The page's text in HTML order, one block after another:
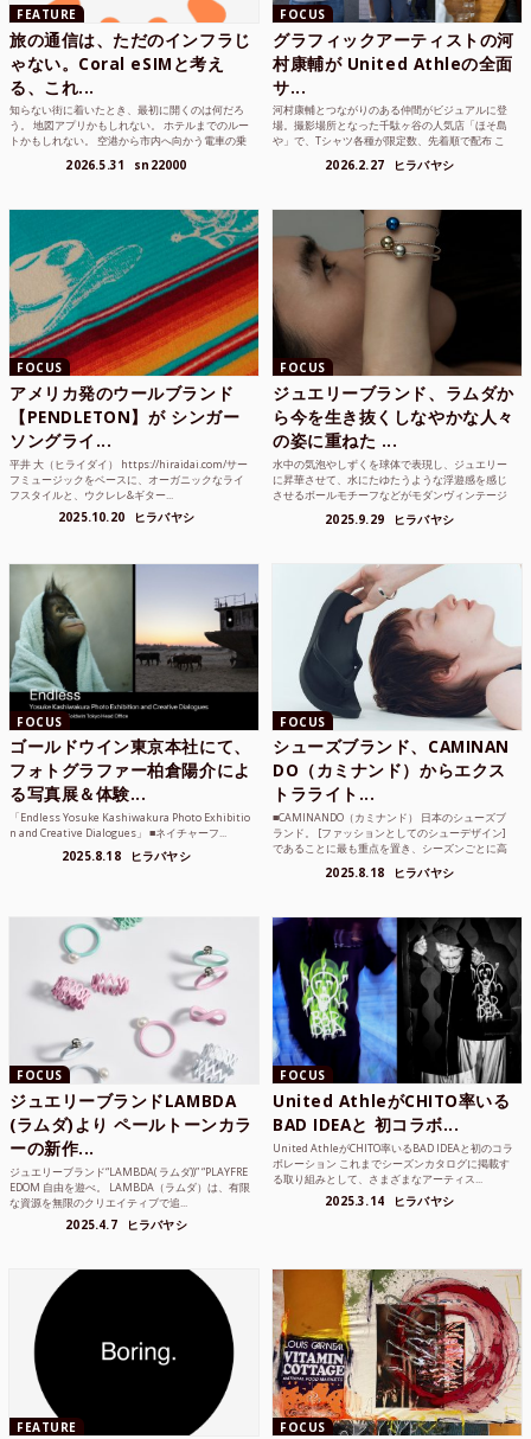
FEATURE
旅の通信は、ただのインフラじ
ゃない。Coral eSIMと考え
る、これ...
知らない街に着いたとき、最初に開くのは何だろ
う。 地図アプリかもしれない。 ホテルまでのルー
トかもしれない。 空港から市内へ向かう電車の乗
2026.5.31 sn22000
FOCUS
グラフィックアーティストの河
村康輔が United Athleの全面
サ...
河村康輔とつながりのある仲間がビジュアルに登
場。撮影場所となった千駄ヶ谷の人気店「ほそ島
や」で、Tシャツ各種が限定数、先着順で配布 こ
2026.2.27 ヒラバヤシ
FOCUS
アメリカ発のウールブランド
【PENDLETON】が シンガー
ソングライ...
平井 大（ヒライダイ） https://hiraidai.com/サー
フミュージックをベースに、オーガニックなライ
フスタイルと、ウクレレ&ギター...
2025.10.20 ヒラバヤシ
FOCUS
ジュエリーブランド、ラムダか
ら今を生き抜くしなやかな人々
の姿に重ねた ...
水中の気泡やしずくを球体で表現し、ジュエリー
に昇華させて、水にたゆたうような浮遊感を感じ
させるボールモチーフなどがモダンヴィンテージ
2025.9.29 ヒラバヤシ
FOCUS
ゴールドウイン東京本社にて、
フォトグラファー柏倉陽介によ
る写真展＆体験...
「Endless Yosuke Kashiwakura Photo Exhibitio
n and Creative Dialogues」 ■ネイチャーフ...
2025.8.18 ヒラバヤシ
FOCUS
シューズブランド、CAMINAN
DO（カミナンド）からエクス
トラライト...
■CAMINANDO（カミナンド） 日本のシューズブ
ランド。 [ファッションとしてのシューデザイン]
であることに最も重点を置き、シーズンごとに高
2025.8.18 ヒラバヤシ
FOCUS
ジュエリーブランドLAMBDA
(ラムダ)より ペールトーンカラ
ーの新作...
ジュエリーブランド“LAMBDA( ラムダ))” “PLAYFRE
EDOM 自由を遊べ。 LAMBDA（ラムダ）は、有限
な資源を無限のクリエイティブで追...
2025.4.7 ヒラバヤシ
FOCUS
United AthleがCHITO率いる
BAD IDEAと 初コラボ...
United AthleがCHITO率いるBAD IDEAと初のコラ
ボレーション これまでシーズンカタログに掲載す
る取り組みとして、さまざまなアーティス...
2025.3.14 ヒラバヤシ
FEATURE FOCUS